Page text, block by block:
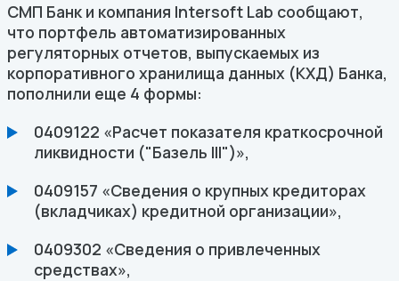
СМП Банк и компания Intersoft Lab сообщают,
что портфель автоматизированных
регуляторных отчетов, выпускаемых из
корпоративного хранилища данных (КХД) Банка,
пополнили еще 4 формы:
0409122 «Расчет показателя краткосрочной
ликвидности ("Базель III")»,
0409157 «Сведения о крупных кредиторах
(вкладчиках) кредитной организации»,
0409302 «Сведения о привлеченных
средствах»,